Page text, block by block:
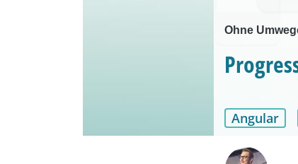
Ohne
Angular